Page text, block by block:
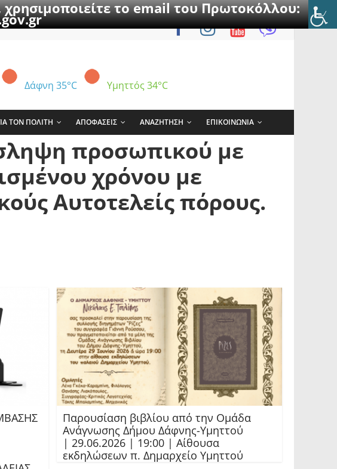
το email του Πρωτοκόλλου:
Δάφνη 35°C Υμηττός 34°C
ΤΟΝ ΠΟΛΙΤΗ ΑΠΟΦΑΣΕΙΣ ΑΝΑΖΗΤΗΣΗ ΕΠΙΚΟΙΝΩΝΙΑ
προσωπικού με
χρόνου με
Αυτοτελείς πόρους.
Παρουσίαση βιβλίου από την Ομάδα
Ανάγνωσης Δήμου Δάφνης-Υμηττού
| 29.06.2026 | 19:00 | Αίθουσα
εκδηλώσεων π. Δημαρχείο Υμηττού